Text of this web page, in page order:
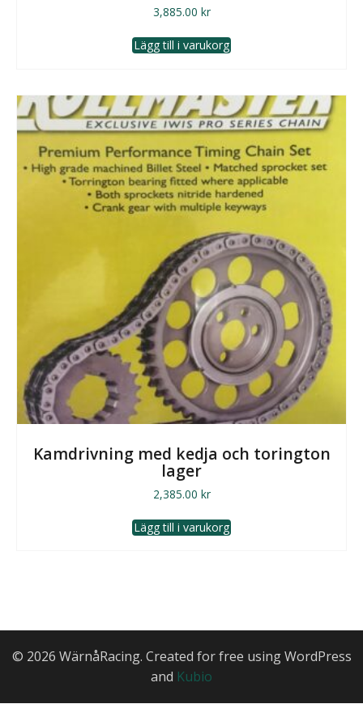
3,885.00 kr
Lägg till i varukorg
Kamdrivning med kedja och torington
lager
2,385.00 kr
Lägg till i varukorg
© 2026 WärnåRacing. Created for free using WordPress
and Kubio